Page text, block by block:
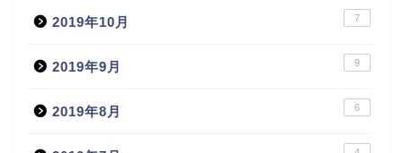
2019年10月 7
2019年9月 9
2019年8月 6